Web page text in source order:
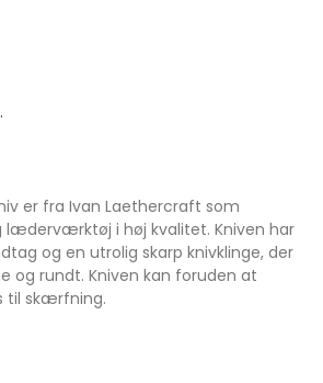
nr.8 4 mm pr. stk.
er fra Ivan Laethercraft som
læderværktøj i høj kvalitet. Kniven har
og en utrolig skarp knivklinge, der
og rundt. Kniven kan foruden at
til skærfning.